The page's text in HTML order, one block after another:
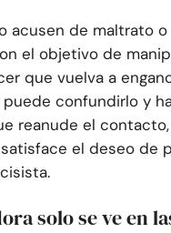
acusen de maltrato o
el objetivo de
que vuelva a
confundirlo y
reanude el
el deseo de
solo se ve en